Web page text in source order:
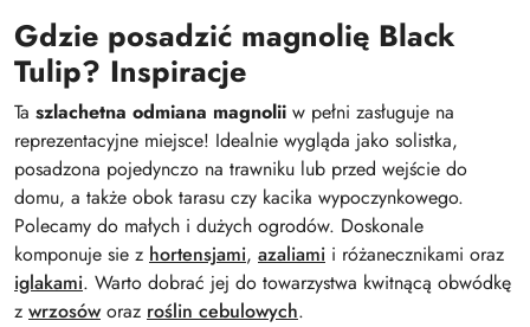
Gdzie posadzić magnolię Black
Tulip? Inspiracje
Ta szlachetna odmiana magnolii w pełni zasługuje na
reprezentacyjne miejsce! Idealnie wygląda jako solistka,
posadzona pojedynczo na trawniku lub przed wejście do
domu, a także obok tarasu czy kacika wypoczynkowego.
Polecamy do małych i dużych ogrodów. Doskonale
komponuje sie z hortensjami, azaliami i różanecznikami oraz
iglakami. Warto dobrać jej do towarzystwa kwitnącą obwódkę
z wrzosóworaz roślin cebulowych.